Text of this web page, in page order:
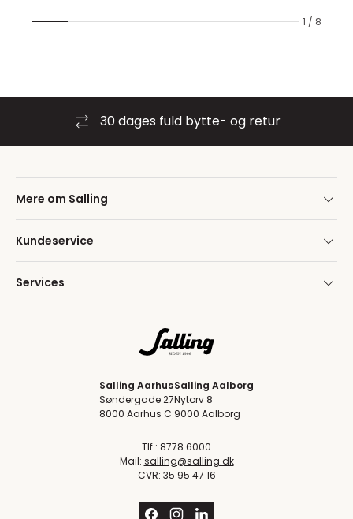
1 / 8
30 dages fuld bytte- og retur
Mere om Salling
Kundeservice
Services
Salling Aarhus
Søndergade 27
8000 Aarhus C
Salling Aalborg
Nytorv 8
9000 Aalborg
Tlf.: 8778 6000
Mail: salling@salling.dk
CVR: 35 95 47 16